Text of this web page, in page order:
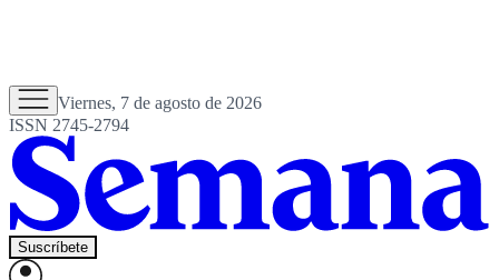
Viernes, 7 de agosto de 2026
ISSN 2745-2794
Suscríbete